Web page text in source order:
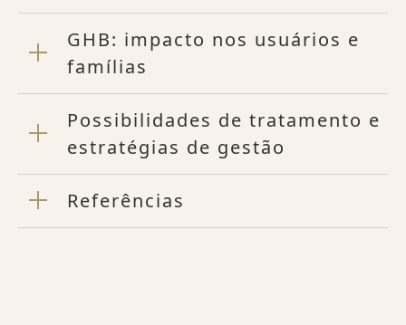
GHB: impacto nos usuários e
famílias
Possibilidades de tratamento e
estratégias de gestão
Referências